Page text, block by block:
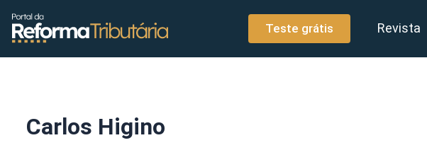
conteúdo
Teste grátis Revista
Carlos Higino